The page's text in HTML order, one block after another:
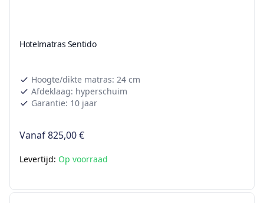
Hotelmatras Sentido
Hoogte/dikte matras: 24 cm
Afdeklaag: hyperschuim
Garantie: 10 jaar
Vanaf825,00 €
Levertijd: Op voorraad